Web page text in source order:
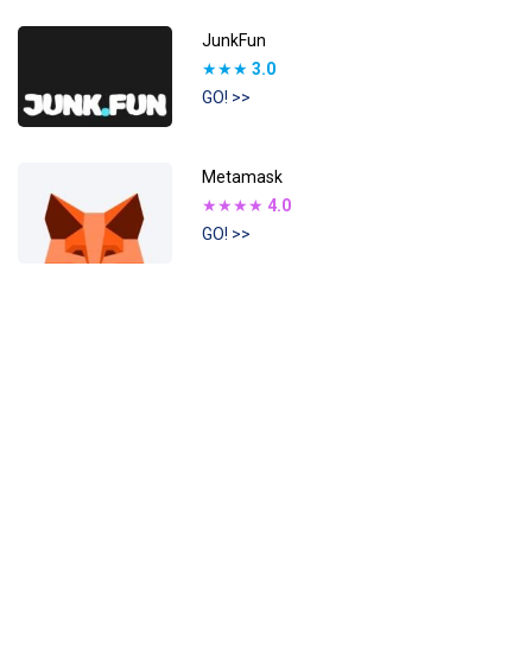
JunkFun
★★★ 3.0
GO! >>
Metamask
★★★★ 4.0
GO! >>